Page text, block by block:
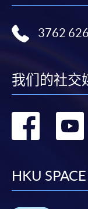
3762
我们的社交
转
HKU